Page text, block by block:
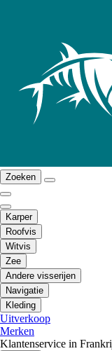
Zoeken
Karper
Roofvis
Witvis
Zee
Andere visserijen
Navigatie
Kleding
Uitverkoop
Merken
Klantenservice in